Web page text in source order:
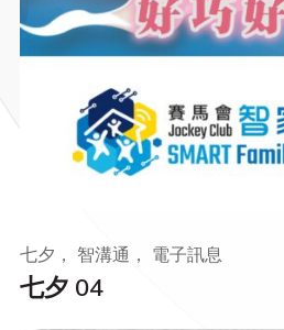
七夕 04
七夕， 智溝通， 電子訊息